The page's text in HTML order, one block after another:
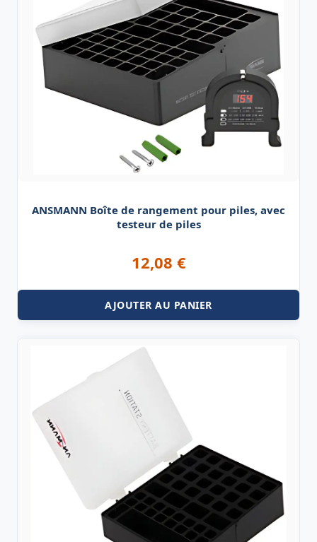
ANSMANN Boîte de rangement pour piles, avec
testeur de piles
12,08 €
AJOUTER AU PANIER